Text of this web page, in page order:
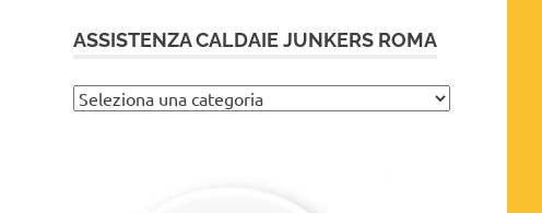
ASSISTENZA CALDAIE JUNKERS ROMA
Assistenza